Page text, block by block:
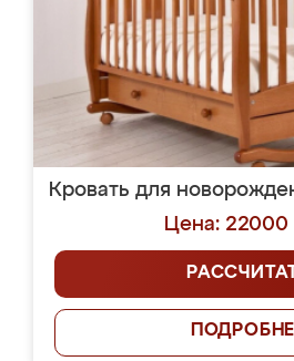
Кровать для
Цена: 22000